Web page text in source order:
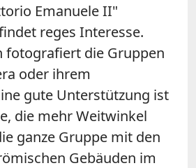
Emanuele II"
reges Interesse.
fotografiert die Gruppen
oder ihrem
gute Unterstützung ist
die mehr Weitwinkel
ganze Gruppe mit den
Gebäuden im